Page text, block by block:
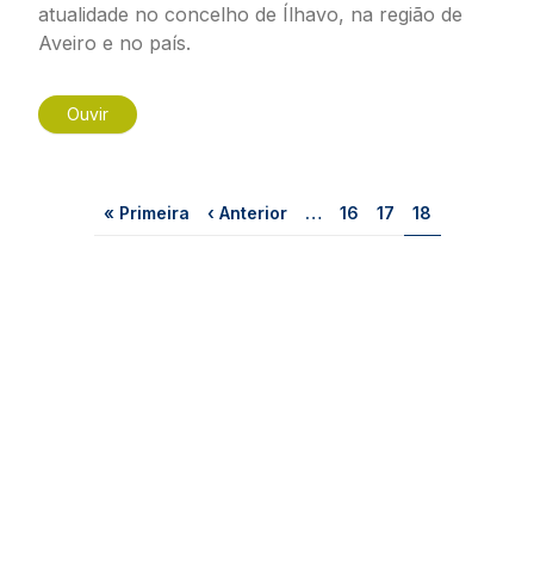
atualidade no concelho de Ílhavo, na região de
Aveiro e no país.
Ouvir
Primeira página
« Primeira Página anterior
‹ Anterior … Página
16 Página
17 Página
18